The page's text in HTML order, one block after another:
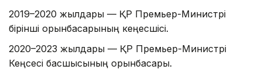
2019–2020 жылдары — ҚР Премьер-Министрі
бірінші орынбасарының кеңесшісі.
2020–2023 жылдары — ҚР Премьер-Министрі
Кеңсесі басшысының орынбасары.